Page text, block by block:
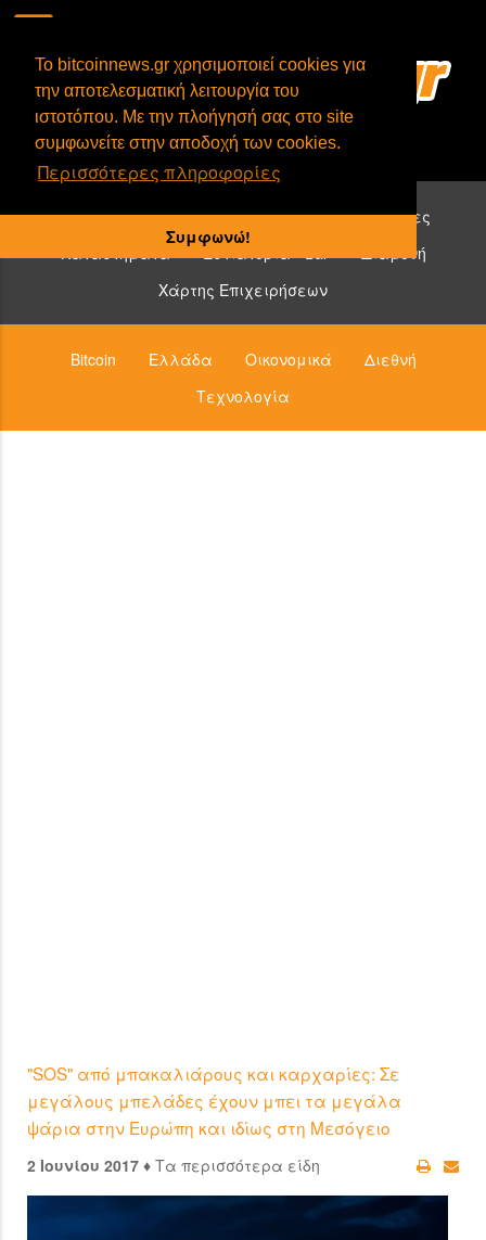
To bitcoinnews.gr χρησιμοποιεί cookies για
την αποτελεσματική λειτουργία του
ιστοτόπου. Με την πλοήγησή σας στο site
συμφωνείτε στην αποδοχή των cookies.
Περισσότερες πληροφορίες
Συμφωνώ!
Επιχειρήσεις που δέχονται bitcoin:
Υπηρεσίες
Καταστήματα
Εστιατόρια - Bar
Διαμονή
Χάρτης Επιχειρήσεων
Bitcoin Ελλάδα Οικονομικά
Διεθνή
Τεχνολογία
"SOS" από μπακαλιάρους και καρχαρίες: Σε
μεγάλους μπελάδες έχουν μπει τα μεγάλα
ψάρια στην Ευρώπη και ιδίως στη Μεσόγειο
2 Ιουνίου 2017 ♦ Τα περισσότερα είδη